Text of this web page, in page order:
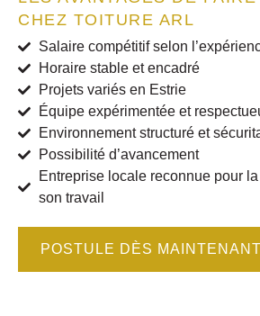
CHEZ TOITURE ARL
Salaire compétitif selon
Horaire stable et encadré
Projets variés en Estrie
Équipe expérimentée et
Environnement structuré et
Possibilité d’avancement
Entreprise locale reconnue pour
son travail
POSTULE DÈS MAINTENANT